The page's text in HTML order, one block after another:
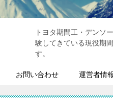
トヨタ期間工・デンソ
験してきている現役期
す。
お問い合わせ 運営者情